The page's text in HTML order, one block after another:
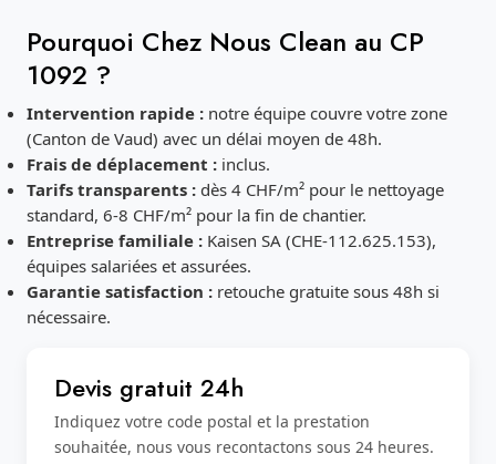
Pourquoi Chez Nous Clean au CP
1092 ?
Intervention rapide :notre équipe couvre votre zone
(Canton de Vaud) avec un délai moyen de 48h.
Frais de déplacement :inclus.
Tarifs transparents :dès 4 CHF/m² pour le nettoyage
standard, 6-8 CHF/m² pour la fin de chantier.
Entreprise familiale :Kaisen SA (CHE-112.625.153),
équipes salariées et assurées.
Garantie satisfaction :retouche gratuite sous 48h si
nécessaire.
Devis gratuit 24h
Indiquez votre code postal et la prestation
souhaitée, nous vous recontactons sous 24 heures.